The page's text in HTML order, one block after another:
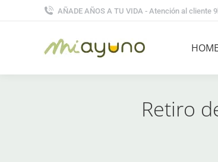
AÑADE AÑOS A TU VIDA - Atención al cliente
HOME
Retiro